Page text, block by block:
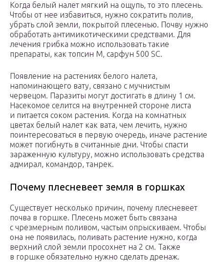
Когда белый налет мягкий на ощупь, то это плесень.
Чтобы от нее избавиться, нужно сократить полив,
убрать слой земли, покрытой плесенью. Почву нужно
обработать антимикотическими средствами. Для
лечения грибка можно использовать такие
препараты, как топсин М, сарфун 500 SC.
Появление на растениях белого налета,
напоминающего вату, связано с мучнистым
червецом. Паразиты могут достигать в длину 1 см.
Насекомое селится на внутренней стороне листа
и питается соком растения. Когда на комнатных
цветах белый налет как вата, чем лечить, нужно
поинтересоваться в первую очередь, иначе растение
может погибнуть в считанные дни. Чтобы спасти
зараженную культуру, можно использовать средства
адмирал, командор, танрек.
Почему плесневеет земля в горшках
Существует несколько причин, почему плесневеет
почва в горшке. Плесень может быть связана
с чрезмерным поливом, частым опрыскиваем. Чтобы
она не появилась, поливать растение нужно, когда
верхний слой земли просохнет на 2 см. Также
в горшке обязательно нужно сделать дренаж.